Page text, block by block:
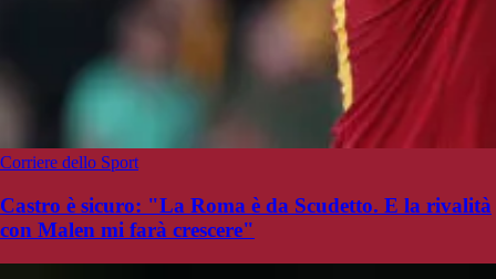
Corriere dello Sport
Castro è sicuro: "La Roma è da Scudetto. E la rivalità
con Malen mi farà crescere"